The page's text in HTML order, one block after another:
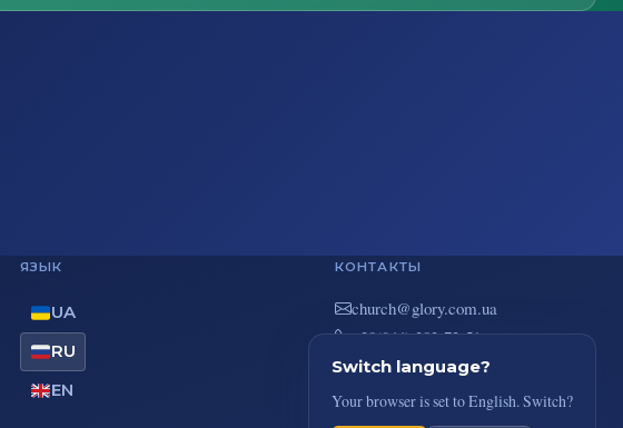
ЯЗЫК
UA
RU
EN
КОНТАКТЫ
au.moc.yrolg@hcruhc
+38(044) 383-73-51
ул. В. Покотила 7/2, Киев,
Украина
Switch language?
Your browser is set to English. Switch?